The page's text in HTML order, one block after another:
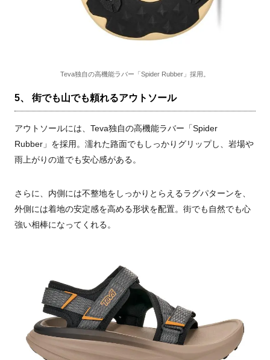
Teva独自の高機能ラバー「Spider Rubber」採用。
5、 街でも山でも頼れるアウトソール
アウトソールには、Teva独自の高機能ラバー「Spider
Rubber」を採用。濡れた路面でもしっかりグリップし、岩場や
雨上がりの道でも安心感がある。
さらに、内側には不整地をしっかりとらえるラグパターンを、
外側には着地の安定感を高める形状を配置。街でも自然でも心
強い相棒になってくれる。